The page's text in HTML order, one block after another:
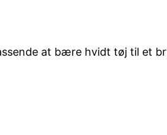
at bære hvidt tøj til et